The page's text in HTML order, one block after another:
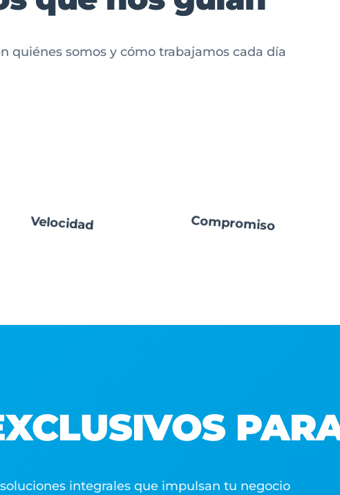
quiénes somos y cómo trabajamos cada día
Velocidad Compromiso
integrales que impulsan tu negocio